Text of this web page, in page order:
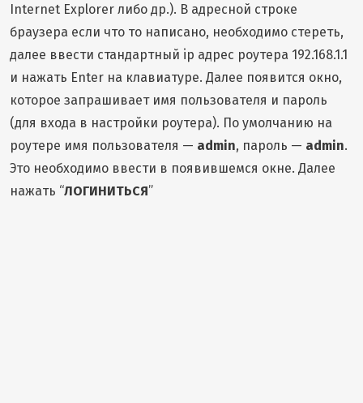
Internet Explorer либо др.). В адресной строке
браузера если что то написано, необходимо стереть,
далее ввести стандартный ip адрес роутера 192.168.1.1
и нажать Enter на клавиатуре. Далее появится окно,
которое запрашивает имя пользователя и пароль
(для входа в настройки роутера). По умолчанию на
роутере имя пользователя — admin, пароль — admin.
Это необходимо ввести в появившемся окне. Далее
нажать “ЛОГИНИТЬСЯ”